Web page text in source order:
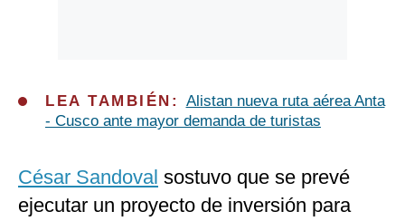
LEA TAMBIÉN: Alistan nueva ruta aérea Anta
- Cusco ante mayor demanda de turistas
César Sandoval sostuvo que se prevé
ejecutar un proyecto de inversión para